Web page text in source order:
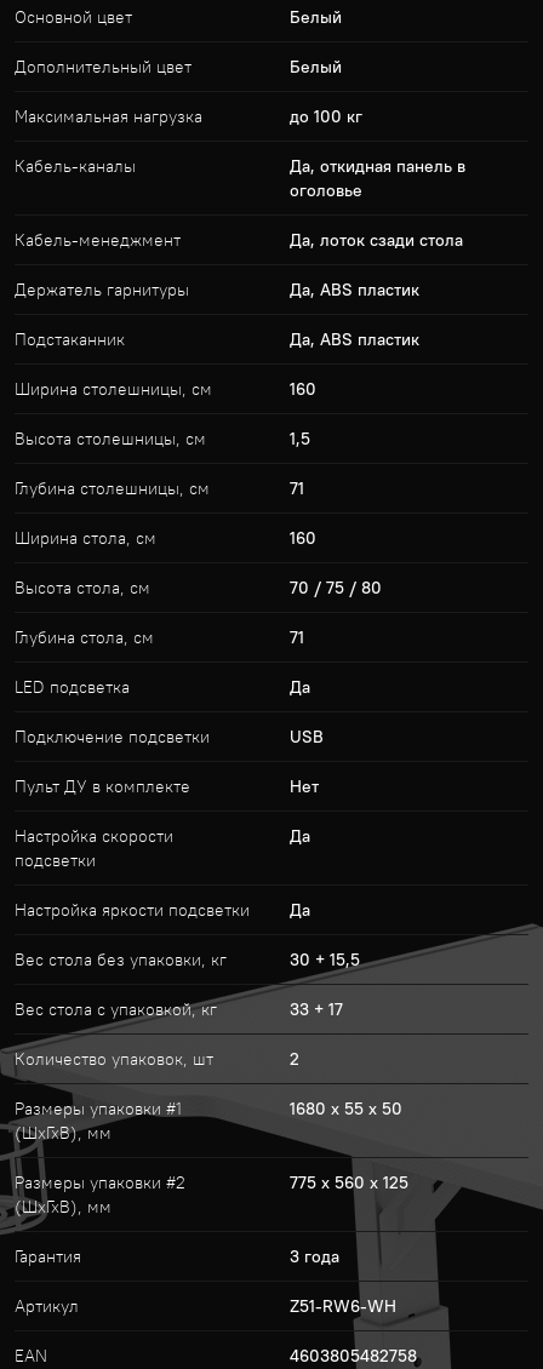
Основной цвет Белый
Дополнительный цвет Белый
Максимальная нагрузка до 100 кг
Кабель-каналы
Да, откидная панель в
оголовье
Кабель-менеджмент Да, лоток сзади стола
Держатель гарнитуры Да, ABS пластик
Подстаканник Да, ABS пластик
Ширина столешницы, cм 160
Высота столешницы, см 1,5
Глубина столешницы, cм 71
Ширина стола, см 160
Высота стола, см 70 / 75 / 80
Глубина стола, см 71
LED подсветка Да
Подключение подсветки USB
Пульт ДУ в комплекте Нет
Настройка скорости
подсветки
Да
Настройка яркости подсветки Да
Вес стола без упаковки, кг 30 + 15,5
Вес стола с упаковкой, кг 33 + 17
Количество упаковок, шт 2
Размеры упаковки #1
(ШхГхВ), мм
1680 x 55 x 50
Размеры упаковки #2
(ШхГхВ), мм
775 x 560 x 125
Гарантия 3 года
Артикул Z51-RW6-WH
EAN 4603805482758